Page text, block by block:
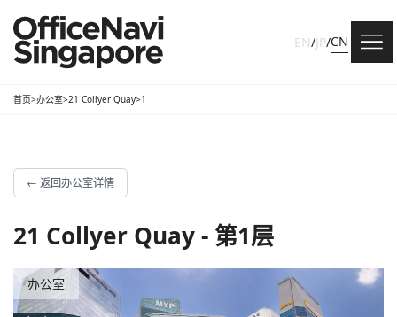
EN/JP/CN
首页>办公室>21 Collyer Quay>1
← 返回办公室详情
21 Collyer Quay - 第1层
办公室